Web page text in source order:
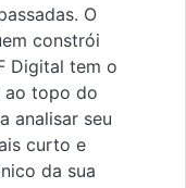
O
constrói
Digital tem o
ao topo do
analisar seu
curto e
da sua